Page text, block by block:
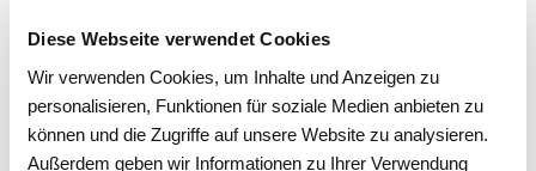
Diese Webseite verwendet Cookies
Wir verwenden Cookies, um Inhalte und Anzeigen zu
personalisieren, Funktionen für soziale Medien anbieten zu
können und die Zugriffe auf unsere Website zu analysieren.
Außerdem geben wir Informationen zu Ihrer Verwendung
2.54 m
1.87 m
10.50 kg